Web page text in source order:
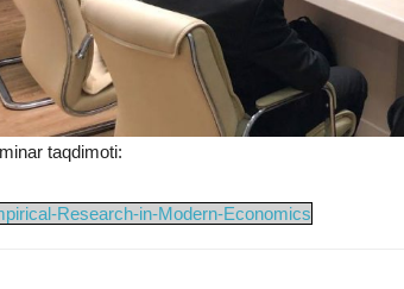
taqdimoti:
Research-in-Modern-Economics